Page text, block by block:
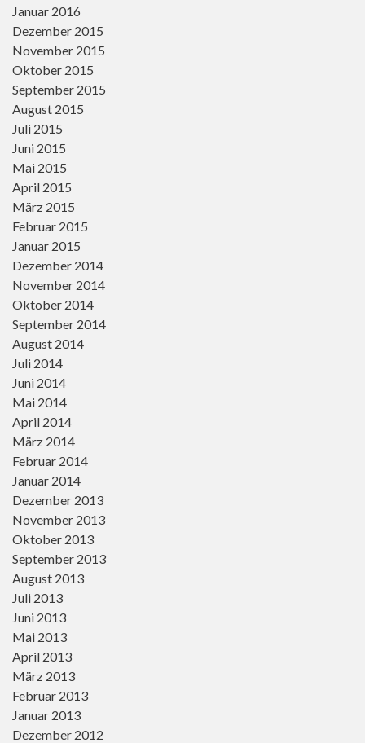
Januar 2016
Dezember 2015
November 2015
Oktober 2015
September 2015
August 2015
Juli 2015
Juni 2015
Mai 2015
April 2015
März 2015
Februar 2015
Januar 2015
Dezember 2014
November 2014
Oktober 2014
September 2014
August 2014
Juli 2014
Juni 2014
Mai 2014
April 2014
März 2014
Februar 2014
Januar 2014
Dezember 2013
November 2013
Oktober 2013
September 2013
August 2013
Juli 2013
Juni 2013
Mai 2013
April 2013
März 2013
Februar 2013
Januar 2013
Dezember 2012